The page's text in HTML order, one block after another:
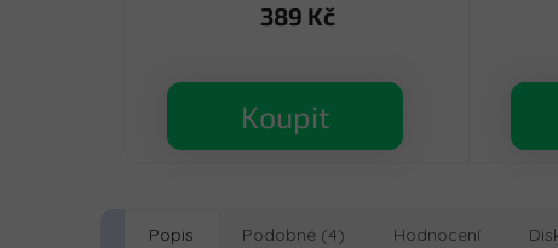
389 Kč
Koupit
Popis Podobné (4) Hodnocení